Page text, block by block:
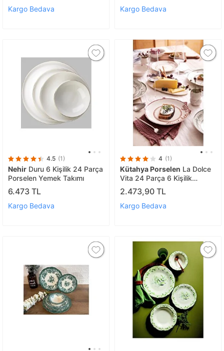
Kargo Bedava Kargo Bedava
4.5 (1)
Nehir Duru 6 Kişilik 24 Parça
Porselen Yemek Takımı
6.473 TL
Kargo Bedava
4 (1)
Kütahya Porselen La Dolce
Vita 24 Parça 6 Kişilik
Yemek Takımı
2.473,90 TL
Kargo Bedava